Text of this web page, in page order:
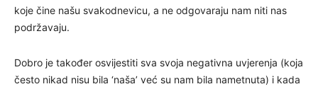
koje čine našu svakodnevicu, a ne odgovaraju nam niti nas
podržavaju.
Dobro je također osvijestiti sva svoja negativna uvjerenja (koja
često nikad nisu bila ‘naša’ već su nam bila nametnuta) i kada